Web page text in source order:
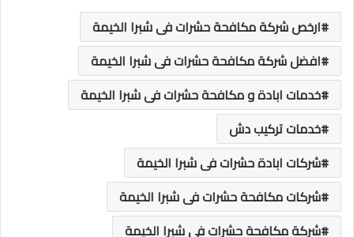
ارخص شركة مكافحة حشرات فى شبرا الخيمة
افضل شركة مكافحة حشرات فى شبرا الخيمة
خدمات ابادة و مكافحة حشرات فى شبرا الخيمة
خدمات تركيب دش
شركات ابادة حشرات فى شبرا الخيمة
شركات مكافحة حشرات فى شبرا الخيمة
شركة مكافحة حشرات فى شبرا الخيمة